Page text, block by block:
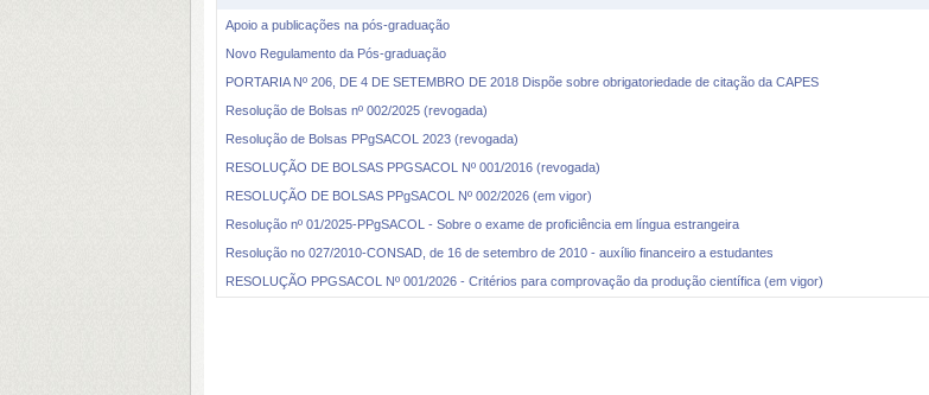
Apoio a publicações na pós-graduação
Novo Regulamento da Pós-graduação
PORTARIA Nº 206, DE 4 DE SETEMBRO DE 2018 Dispõe sobre obrigatoriedade de citação da CAPES
Resolução de Bolsas nº 002/2025 (revogada)
Resolução de Bolsas PPgSACOL 2023 (revogada)
RESOLUÇÃO DE BOLSAS PPGSACOL Nº 001/2016 (revogada)
RESOLUÇÃO DE BOLSAS PPgSACOL Nº 002/2026 (em vigor)
Resolução nº 01/2025-PPgSACOL - Sobre o exame de proficiência em língua estrangeira
Resolução no 027/2010-CONSAD, de 16 de setembro de 2010 - auxílio financeiro a estudantes
RESOLUÇÃO PPGSACOL Nº 001/2026 - Critérios para comprovação da produção científica (em vigor)